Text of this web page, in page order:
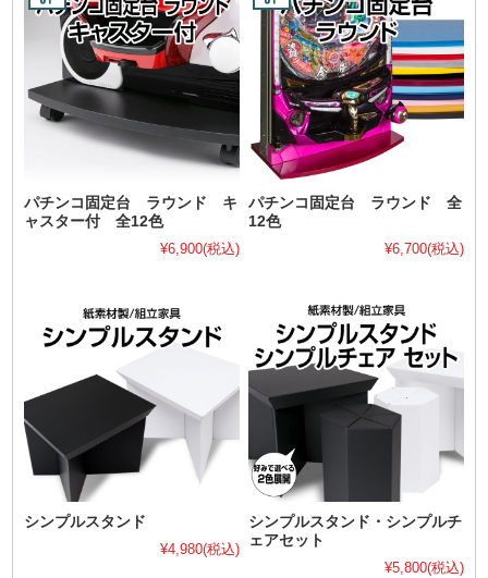
パチンコ固定台 ラウンド キ
ャスター付 全12色
¥6,900(税込)
パチンコ固定台 ラウンド 全
12色
¥6,700(税込)
シンプルスタンド
¥4,980(税込)
シンプルスタンド・シンプルチ
ェアセット
¥5,800(税込)